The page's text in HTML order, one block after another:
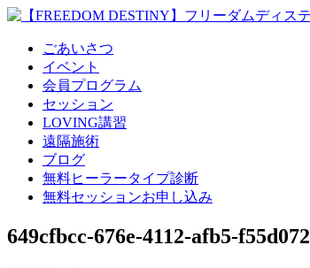
ごあいさつ
イベント
会員プログラム
セッション
LOVING講習
遠隔施術
ブログ
無料ヒーラータイプ診断
無料セッションお申し込み
649cfbcc-676e-4112-afb5-